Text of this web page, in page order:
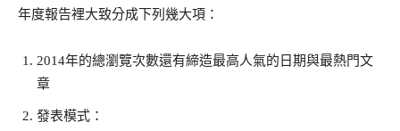
年度報告裡大致分成下列幾大項：
2014年的總瀏覽次數還有締造最高人氣的日期與最熱門文
章
發表模式：